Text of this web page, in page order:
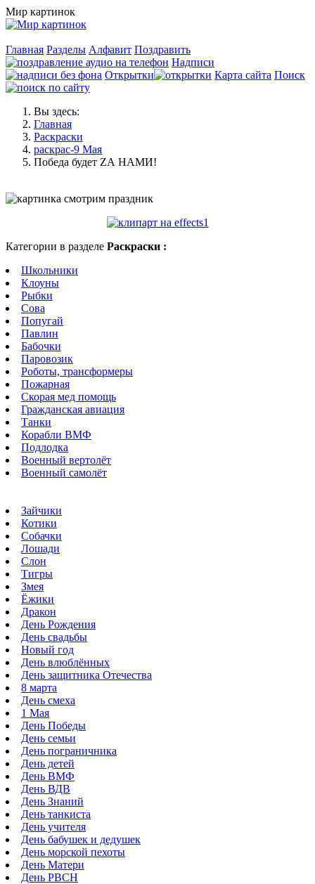
Мир картинок
Главная Разделы Алфавит Поздравить
Надписи
Открытки
Карта сайта Поиск
Вы здесь:
Главная
Раскраски
раскрас-9 Мая
Победа будет ZА НАМИ!
Категории в разделе Раскраски :
Школьники
Клоуны
Рыбки
Сова
Попугай
Павлин
Бабочки
Паровозик
Роботы, трансформеры
Пожарная
Скорая мед помощь
Гражданская авиация
Танки
Корабли ВМФ
Подлодка
Военный вертолёт
Военный самолёт
Зайчики
Котики
Собачки
Лошади
Слон
Тигры
Змея
Ёжики
Дракон
День Рождения
День свадьбы
Новый год
День влюблённых
День защитника Отечества
8 марта
День смеха
1 Мая
День Победы
День семьи
День пограничника
День детей
День ВМФ
День ВДВ
День Знаний
День танкиста
День учителя
День бабушек и дедушек
День морской пехоты
День Матери
День РВСН